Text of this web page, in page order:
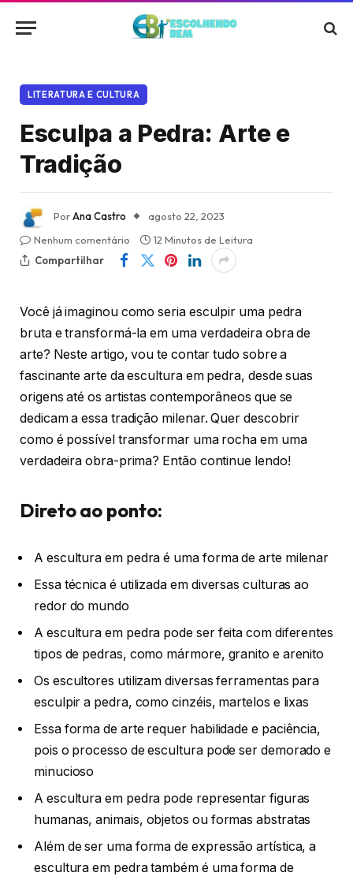
LITERATURA E CULTURA
Esculpa a Pedra: Arte e
Tradição
PorAna Castro
agosto 22, 2023
Nenhum comentário
12 Minutos de Leitura
Compartilhar
Você já imaginou como seria esculpir uma pedra
bruta e transformá-la em uma verdadeira obra de
arte? Neste artigo, vou te contar tudo sobre a
fascinante arte da escultura em pedra, desde suas
origens até os artistas contemporâneos que se
dedicam a essa tradição milenar. Quer descobrir
como é possível transformar uma rocha em uma
verdadeira obra-prima? Então continue lendo!
Direto ao ponto:
A escultura em pedra é uma forma de arte milenar
Essa técnica é utilizada em diversas culturas ao
redor do mundo
A escultura em pedra pode ser feita com diferentes
tipos de pedras, como mármore, granito e arenito
Os escultores utilizam diversas ferramentas para
esculpir a pedra, como cinzéis, martelos e lixas
Essa forma de arte requer habilidade e paciência,
pois o processo de escultura pode ser demorado e
minucioso
A escultura em pedra pode representar figuras
humanas, animais, objetos ou formas abstratas
Além de ser uma forma de expressão artística, a
escultura em pedra também é uma forma de